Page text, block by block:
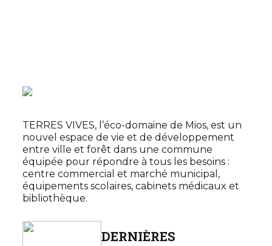
TERRES VIVES, l’éco-domaine de Mios, est un
nouvel espace de vie et de développement
entre ville et forêt dans une commune
équipée pour répondre à tous les besoins :
centre commercial et marché municipal,
équipements scolaires, cabinets médicaux et
bibliothèque.
DERNIÈRES